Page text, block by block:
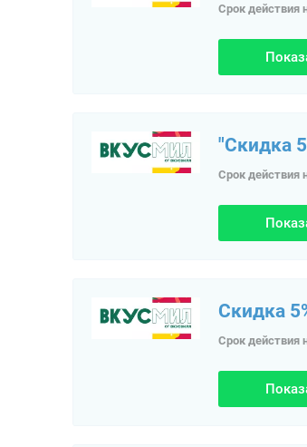
Срок действия
"Скидка
Срок действия
Скидка
Срок действия